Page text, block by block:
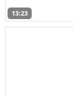
13:23